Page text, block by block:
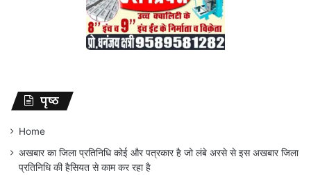
पृष्ठ
Home
अखबार का जिला प्रतिनिधि कोई और पत्रकार है जो लंबे अरसे से इस अखबार जिला
प्रतिनिधि की हैसियत से काम कर रहा है